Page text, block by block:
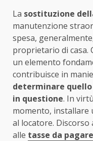
La sostituzione
manutenzione
spesa,
proprietario di casa.
un elemento
contribuisce in
determinare quello
in questione. In
momento, installare
al locatore. Discorso
alle tasse da